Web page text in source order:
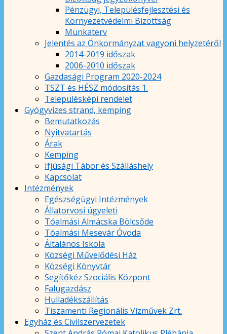
Pénzügyi, Településfejlesztési és
Környezetvédelmi Bizottság
Munkaterv
Jelentés az Önkormányzat vagyoni helyzetéről
2014-2019 időszak
2006-2010 időszak
Gazdasági Program 2020-2024
TSZT és HÉSZ módosítás 1.
Településképi rendelet
Gyógyvizes strand, kemping
Bemutatkozás
Nyitvatartás
Árak
Kemping
Ifjúsági Tábor és Szálláshely
Kapcsolat
Intézmények
Egészségügyi Intézmények
Állatorvosi ügyeleti
Tóalmási Almácska Bölcsőde
Tóalmási Mesevár Óvoda
Általános Iskola
Községi Művelődési Ház
Községi Könyvtár
Segítőkéz Szociális Központ
Falugazdász
Hulladékszállítás
Tiszamenti Regionális Vízművek Zrt.
Egyház és Civilszervezetek